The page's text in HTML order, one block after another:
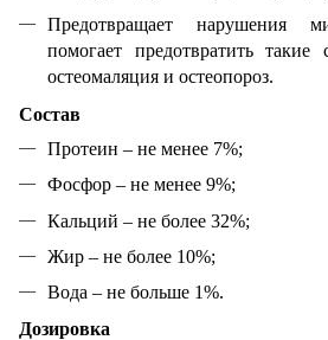
Предотвращает нарушения
помогает предотвратить такие
остеомаляция и остеопороз.
Состав
Протеин – не менее 7%;
Фосфор – не менее 9%;
Кальций – не более 32%;
Жир – не более 10%;
Вода – не больше 1%.
Дозировка